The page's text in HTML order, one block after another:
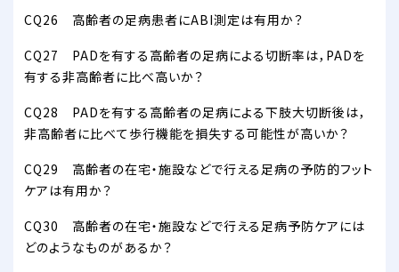
CQ26 高齢者の足病患者にABI測定は有用か？
CQ27 PADを有する高齢者の足病による切断率は，PADを
有する非高齢者に比べ高いか？
CQ28 PADを有する高齢者の足病による下肢大切断後は，
非高齢者に比べて歩行機能を損失する可能性が高いか？
CQ29 高齢者の在宅・施設などで行える足病の予防的フット
ケアは有用か？
CQ30 高齢者の在宅・施設などで行える足病予防ケアには
どのようなものがあるか？